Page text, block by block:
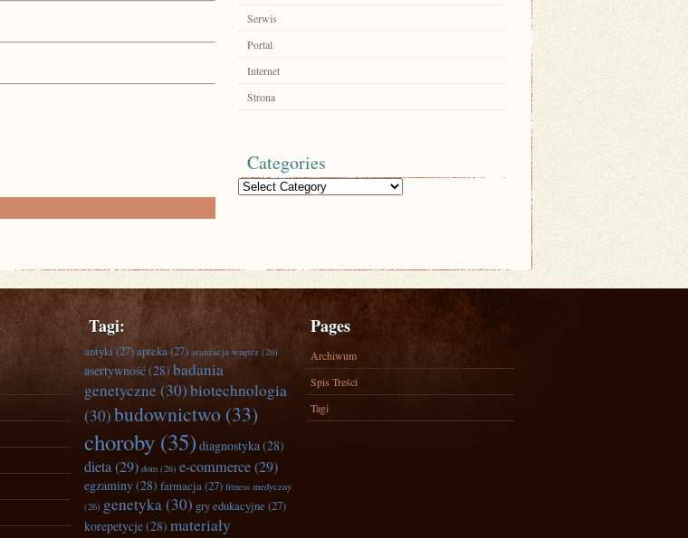
Serwis
Portal
Internet
Strona
Categories
Categories
Tagi:
antyki(27)apteka(27) aranżacja wnętrz (26)
asertywność(28) badania
genetyczne (30)biotechnologia
(30)budownictwo (33)
choroby (35) diagnostyka(28)
dieta(29) dom (26) e-commerce(29)
egzaminy(28) farmacja(27) fitness medyczny
(26) genetyka(30) gry edukacyjne (27)
korepetycje(28) materiały
Pages
Archiwum
Spis Treści
Tagi